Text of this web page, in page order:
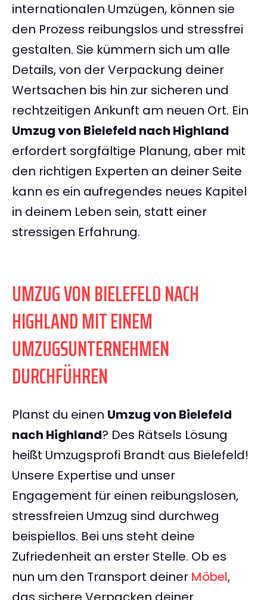
internationalen Umzügen, können sie
den Prozess reibungslos und stressfrei
gestalten. Sie kümmern sich um alle
Details, von der Verpackung deiner
Wertsachen bis hin zur sicheren und
rechtzeitigen Ankunft am neuen Ort. Ein
Umzug von Bielefeld nach Highland
erfordert sorgfältige Planung, aber mit
den richtigen Experten an deiner Seite
kann es ein aufregendes neues Kapitel
in deinem Leben sein, statt einer
stressigen Erfahrung.
UMZUG VON BIELEFELD NACH
HIGHLAND MIT EINEM
UMZUGSUNTERNEHMEN
DURCHFÜHREN
Planst du einen Umzug von Bielefeld
nach Highland? Des Rätsels Lösung
heißt Umzugsprofi Brandt aus Bielefeld!
Unsere Expertise und unser
Engagement für einen reibungslosen,
stressfreien Umzug sind durchweg
beispiellos. Bei uns steht deine
Zufriedenheit an erster Stelle. Ob es
nun um den Transport deiner Möbel,